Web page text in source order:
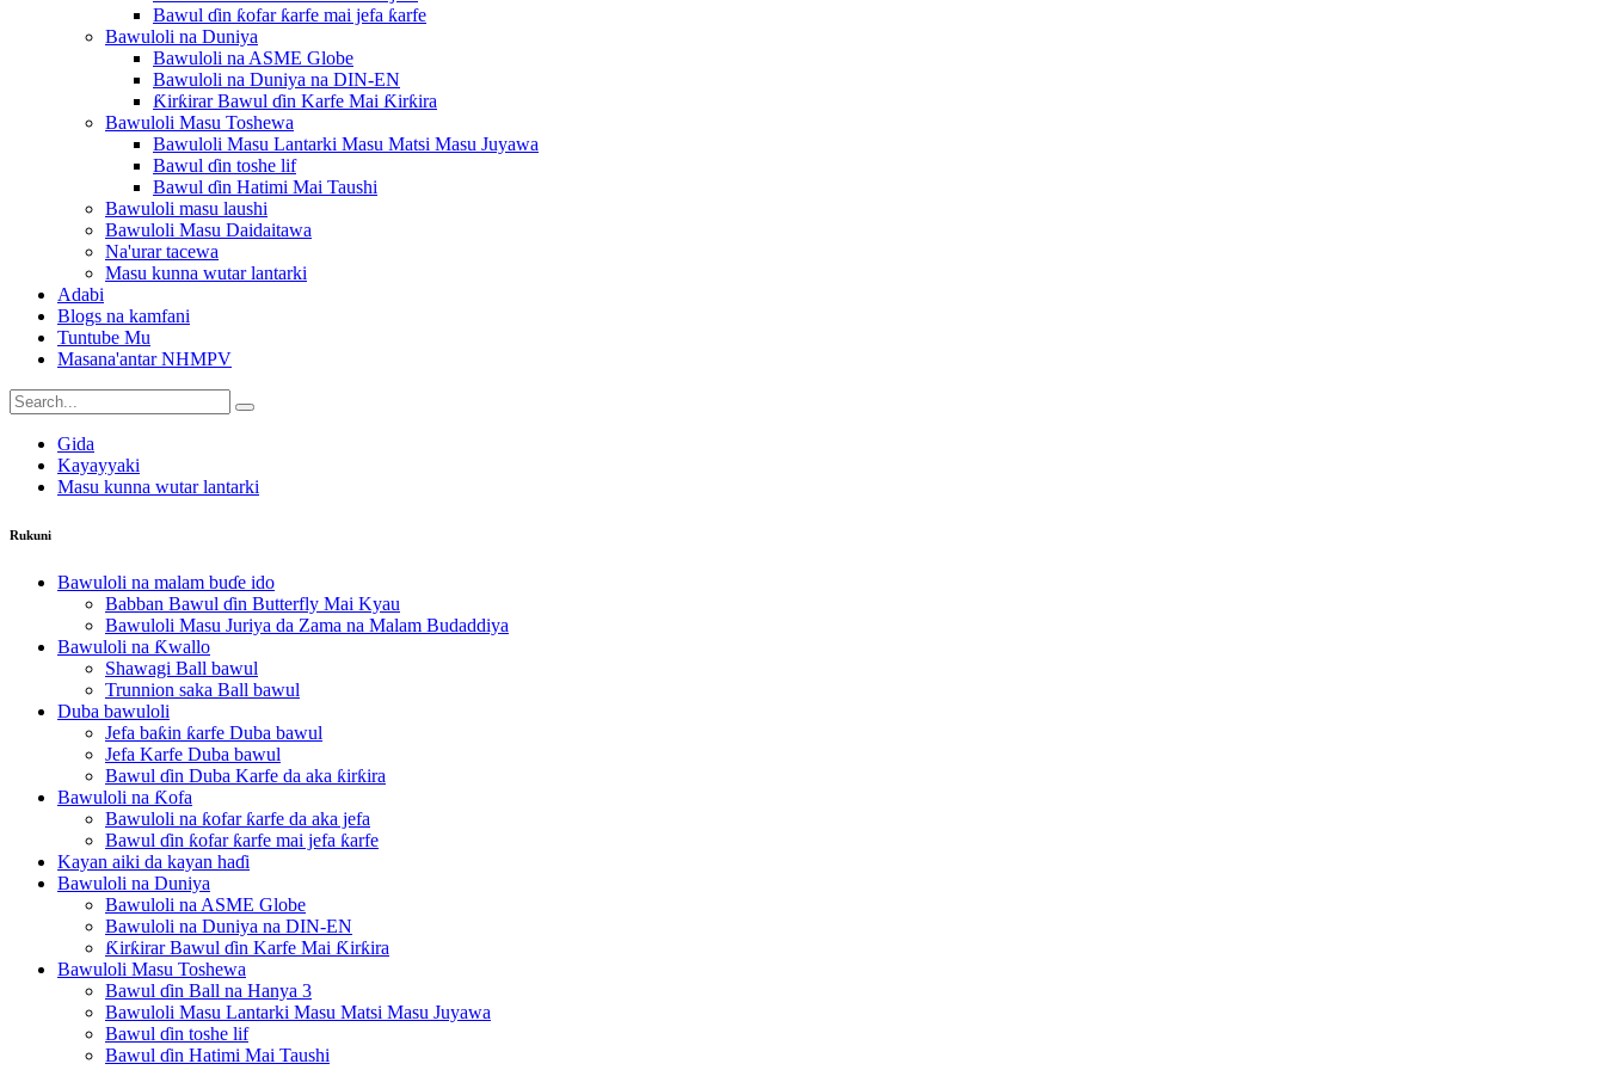
Bawul ɗin ƙofar ƙarfe mai jefa ƙarfe
Bawuloli na Duniya
Bawuloli na ASME Globe
Bawuloli na Duniya na DIN-EN
Ƙirƙirar Bawul ɗin Karfe Mai Ƙirƙira
Bawuloli Masu Toshewa
Bawuloli Masu Lantarki Masu Matsi Masu Juyawa
Bawul ɗin toshe lif
Bawul ɗin Hatimi Mai Taushi
Bawuloli masu laushi
Bawuloli Masu Daidaitawa
Na'urar tacewa
Masu kunna wutar lantarki
Adabi
Blogs na kamfani
Tuntube Mu
Masana'antar NHMPV
Gida
Kayayyaki
Masu kunna wutar lantarki
Rukuni
Bawuloli na malam buɗe ido
Babban Bawul ɗin Butterfly Mai Kyau
Bawuloli Masu Juriya da Zama na Malam Budaddiya
Bawuloli na Ƙwallo
Shawagi Ball bawul
Trunnion saka Ball bawul
Duba bawuloli
Jefa baƙin ƙarfe Duba bawul
Jefa Karfe Duba bawul
Bawul ɗin Duba Karfe da aka ƙirƙira
Bawuloli na Ƙofa
Bawuloli na ƙofar ƙarfe da aka jefa
Bawul ɗin ƙofar ƙarfe mai jefa ƙarfe
Kayan aiki da kayan haɗi
Bawuloli na Duniya
Bawuloli na ASME Globe
Bawuloli na Duniya na DIN-EN
Ƙirƙirar Bawul ɗin Karfe Mai Ƙirƙira
Bawuloli Masu Toshewa
Bawul ɗin Ball na Hanya 3
Bawuloli Masu Lantarki Masu Matsi Masu Juyawa
Bawul ɗin toshe lif
Bawul ɗin Hatimi Mai Taushi